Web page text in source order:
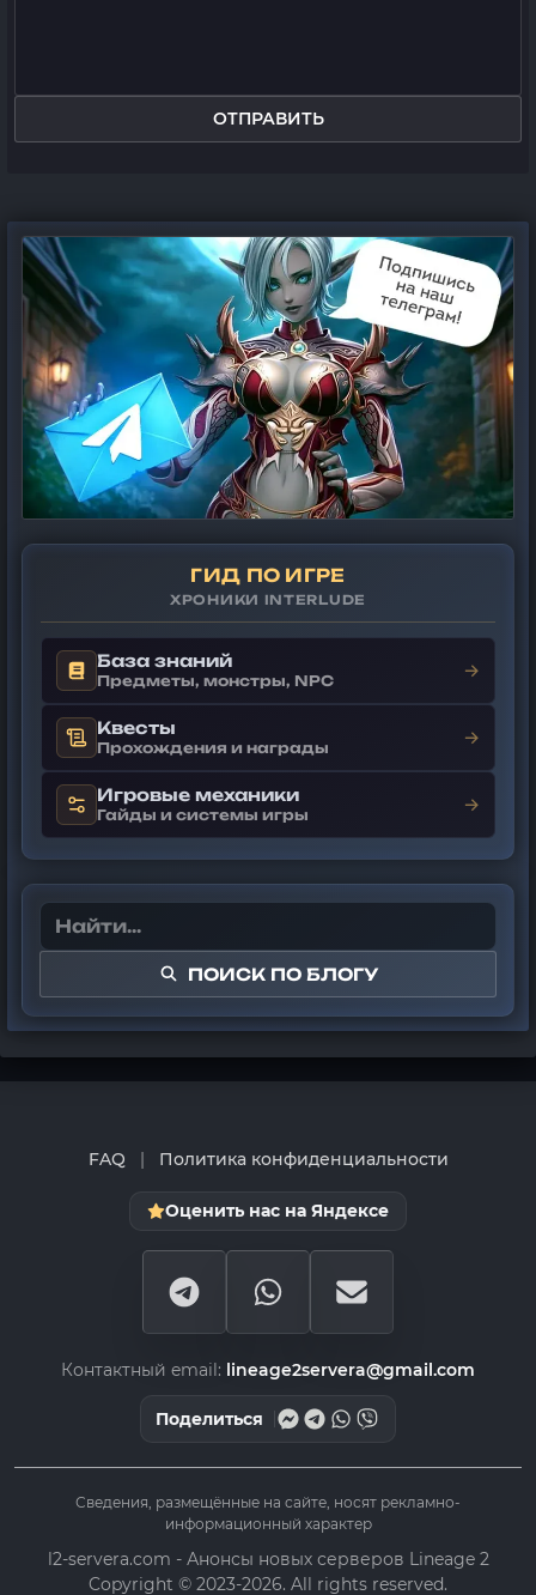
ОТПРАВИТЬ
ГИД ПО ИГРЕ
ХРОНИКИ INTERLUDE
База знаний
Предметы, монстры, NPC →
Квесты
Прохождения и награды →
Игровые механики
Гайды и системы игры →
ПОИСК ПО БЛОГУ
FAQ | Политика конфиденциальности
Оценить нас на Яндексе
Контактный email: lineage2servera@gmail.com
Поделиться
Сведения, размещённые на сайте, носят рекламно-
информационный характер
l2-servera.com - Анонсы новых серверов Lineage 2
Copyright © 2023-2026. All rights reserved.